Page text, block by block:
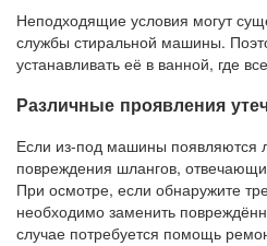
Неподходящие условия могут
службы стиральной машины.
устанавливать её в ванной, где
Различные проявления
Если из-под машины появляются
повреждения шлангов,
При осмотре, если обнаружите
необходимо заменить
случае потребуется помощь